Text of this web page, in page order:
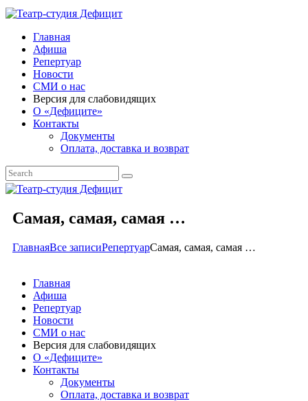
Главная
Афиша
Репертуар
Новости
СМИ о нас
Версия для слабовидящих
О «Дефиците»
Контакты
Документы
Оплата, доставка и возврат
Самая, самая, самая …
ГлавнаяВсе записиРепертуарСамая, самая, самая …
Главная
Афиша
Репертуар
Новости
СМИ о нас
Версия для слабовидящих
О «Дефиците»
Контакты
Документы
Оплата, доставка и возврат